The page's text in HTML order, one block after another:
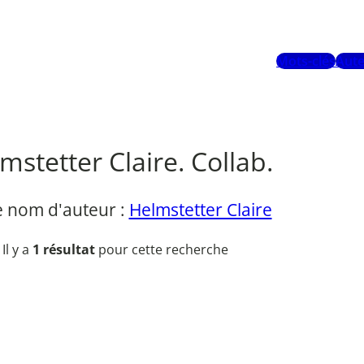
Mots-clés
Claire. Collab.
nom d'auteur : Helmstetter Claire
Il y a 1 résultat pour cette recherche